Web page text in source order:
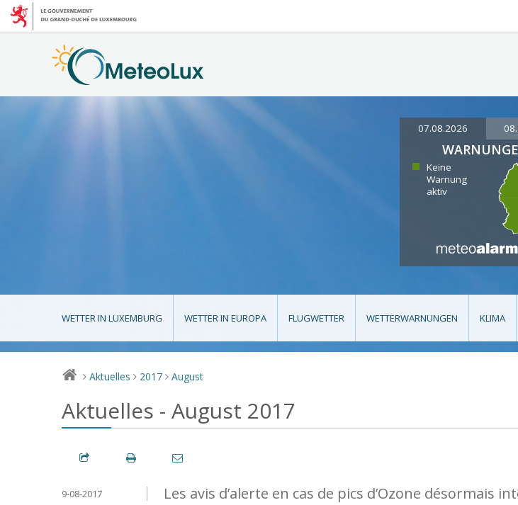
07.08.2026
Keine
Warnung
aktiv
WETTER IN LUXEMBURG WETTER IN EUROPA FLUGWETTER WETTERWARNUNGEN KLIMA
> Aktuelles > 2017 > August
Aktuelles - August 2017
Les avis d’alerte en cas de pics d’Ozone désormais
9-08-2017